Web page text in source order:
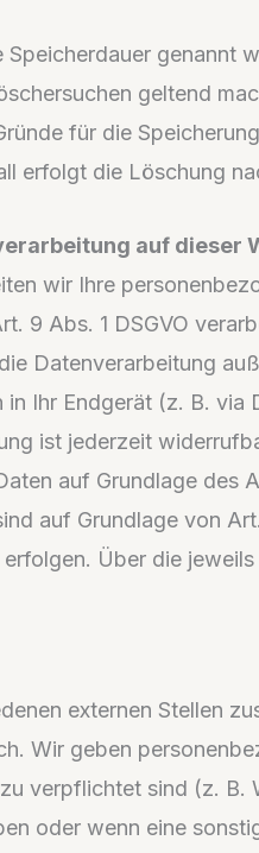
geltend
für die
erfolgt die Löschung
auf dieser
wir Ihre
9 Abs. 1 DSGVO
Datenverarbeitung
Ihr Endgerät (z. B.
ist jederzeit
auf Grundlage des
auf Grundlage von
Über die
externen Stellen
Wir geben
verpflichtet sind (z.
oder wenn eine